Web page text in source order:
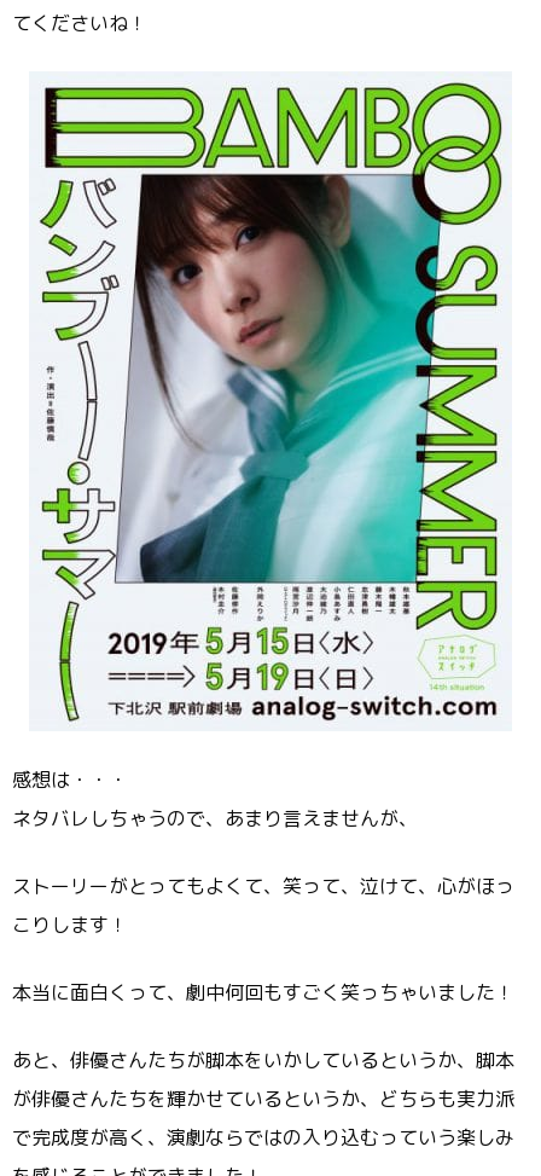
てくださいね！
感想は・・・
ネタバレしちゃうので、あまり言えませんが、
ストーリーがとってもよくて、笑って、泣けて、心がほっ
こりします！
本当に面白くって、劇中何回もすごく笑っちゃいました！
あと、俳優さんたちが脚本をいかしているというか、脚本
が俳優さんたちを輝かせているというか、どちらも実力派
で完成度が高く、演劇ならではの入り込むっていう楽しみ